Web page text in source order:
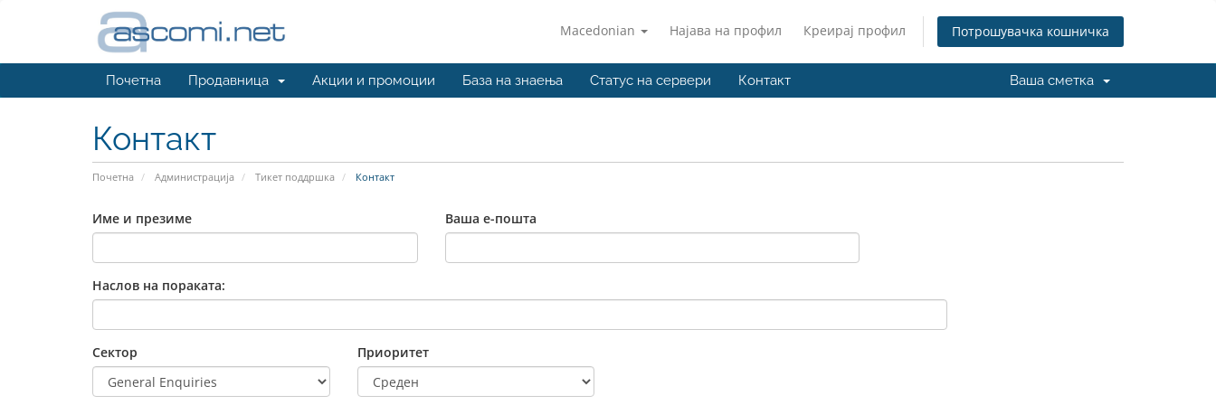
Macedonian Најава на профил Креирај профил Потрошувачка кошничка
Почетна Продавница Акции и промоции База на знаења Статус на сервери Контакт Ваша сметка
Контакт
Почетна Администрација Тикет поддршка Контакт
Име и презиме Ваша е-пошта
Наслов на пораката:
Сектор Приоритет